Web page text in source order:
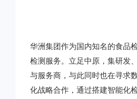
华洲集团作为国内知名的食品
检测服务。立足中原，集研发
与服务商，与此同时也在寻求
化战略合作，通过搭建智能化